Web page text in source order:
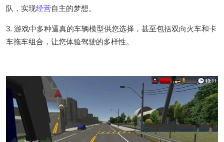
队，实现经营自主的梦想。
3. 游戏中多种逼真的车辆模型供您选择，甚至包括双向火车和卡
车拖车组合，让您体验驾驶的多样性。